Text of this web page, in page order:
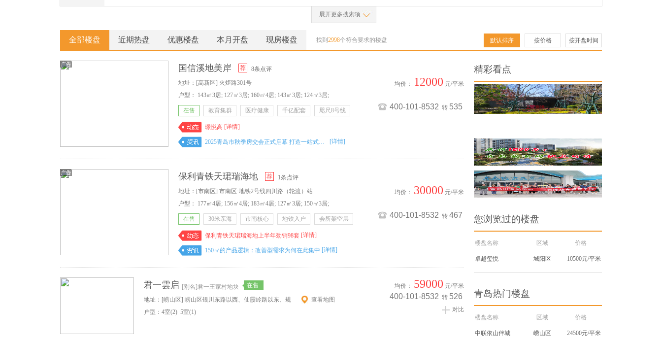
展开更多搜索项
全部楼盘 近期热盘 优惠楼盘 本月开盘 现房楼盘 找到 2998个符合要求的楼盘 默认排序 按价格 按开盘时间
国信溪地美岸 荐
8条点评
地址：[高新区] 火炬路301号
户型： 143㎡3居; 127㎡3居; 160㎡4居; 143㎡3居; 124㎡3居;
在售 教育集群 医疗健康 千亿配套 咫尺8号线
璟悦高 [详情]
2025青岛市秋季房交会正式启幕 打造一站式安居盛会 [详情]
均价： 12000 元/平米
400-101-8532 转 535
保利青铁天珺瑞海地 荐
1条点评
地址：[市南区] 市南区·地铁2号线四川路（轮渡）站
户型： 177㎡4居; 156㎡4居; 183㎡4居; 127㎡3居; 150㎡3居;
在售 30米亲海 市南核心 地铁入户 会所架空层
保利青铁天珺瑞海地上半年劲销98套 [详情]
150㎡的产品逻辑：改善型需求为何在此集中 [详情]
均价： 30000 元/平米
400-101-8532 转 467
君一雲启 [别名]君一王家村地块 在售
地址：[崂山区] 崂山区银川东路以西、仙霞岭路以东、规
划五路以南
查看地图
户型： 4室(2) 5室(1)
均价： 59000 元/平米
400-101-8532 转 526
对比
您浏览过的楼盘
楼盘名称 区域 价格
卓越玺悦 城阳区 10500元/平米
青岛热门楼盘
楼盘名称 区域 价格
中联依山伴城 崂山区 24500元/平米